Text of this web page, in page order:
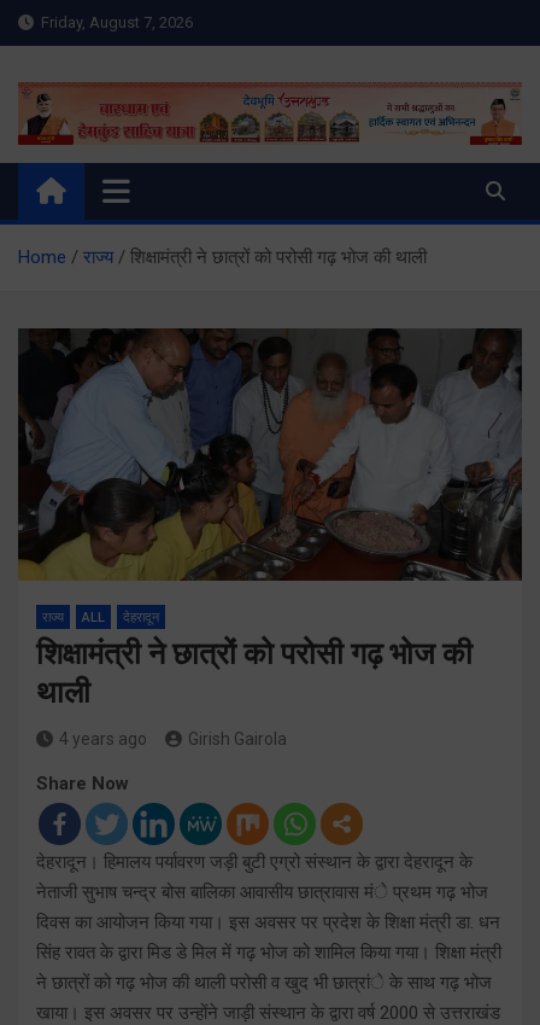
Skip
to
Friday, August 7, 2026
Meru Raibar | Uttarakhand
News | Uttarkashi News
meruraibar.com
Home राज्य शिक्षामंत्री ने छात्रों को परोसी गढ़ भोज की थाली
राज्य ALL देहरादून
शिक्षामंत्री ने छात्रों को परोसी गढ़ भोज की
थाली
4 years ago Girish Gairola
Share Now
देहरादून। हिमालय पर्यावरण जड़ी बुटी एग्रो संस्थान के द्वारा देहरादून के
नेताजी सुभाष चन्द्र बोस बालिका आवासीय छात्रावास मंे प्रथम गढ़ भोज
दिवस का आयोजन किया गया। इस अवसर पर प्रदेश के शिक्षा मंत्री डा. धन
सिंह रावत के द्वारा मिड डे मिल में गढ़ भोज को शामिल किया गया। शिक्षा मंत्री
ने छात्रों को गढ़ भोज की थाली परोसी व खुद भी छात्रांे के साथ गढ़ भोज
खाया। इस अवसर पर उन्होंने जाड़ी संस्थान के द्वारा वर्ष 2000 से उत्तराखंड